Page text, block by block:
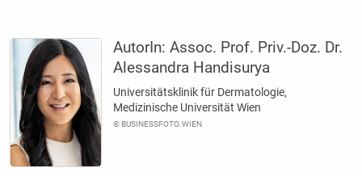
AutorIn:Assoc. Prof. Priv.-Doz. Dr.
Alessandra Handisurya
Universitätsklinik für Dermatologie,
Medizinische Universität Wien
© BUSINESSFOTO.WIEN